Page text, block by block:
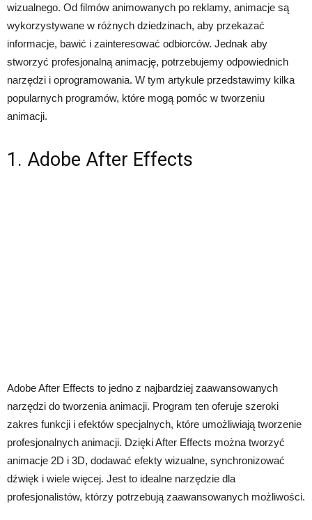
wizualnego. Od filmów animowanych po reklamy, animacje są
wykorzystywane w różnych dziedzinach, aby przekazać
informacje, bawić i zainteresować odbiorców. Jednak aby
stworzyć profesjonalną animację, potrzebujemy odpowiednich
narzędzi i oprogramowania. W tym artykule przedstawimy kilka
popularnych programów, które mogą pomóc w tworzeniu
animacji.
1. Adobe After Effects
Adobe After Effects to jedno z najbardziej zaawansowanych
narzędzi do tworzenia animacji. Program ten oferuje szeroki
zakres funkcji i efektów specjalnych, które umożliwiają tworzenie
profesjonalnych animacji. Dzięki After Effects można tworzyć
animacje 2D i 3D, dodawać efekty wizualne, synchronizować
dźwięk i wiele więcej. Jest to idealne narzędzie dla
profesjonalistów, którzy potrzebują zaawansowanych możliwości.